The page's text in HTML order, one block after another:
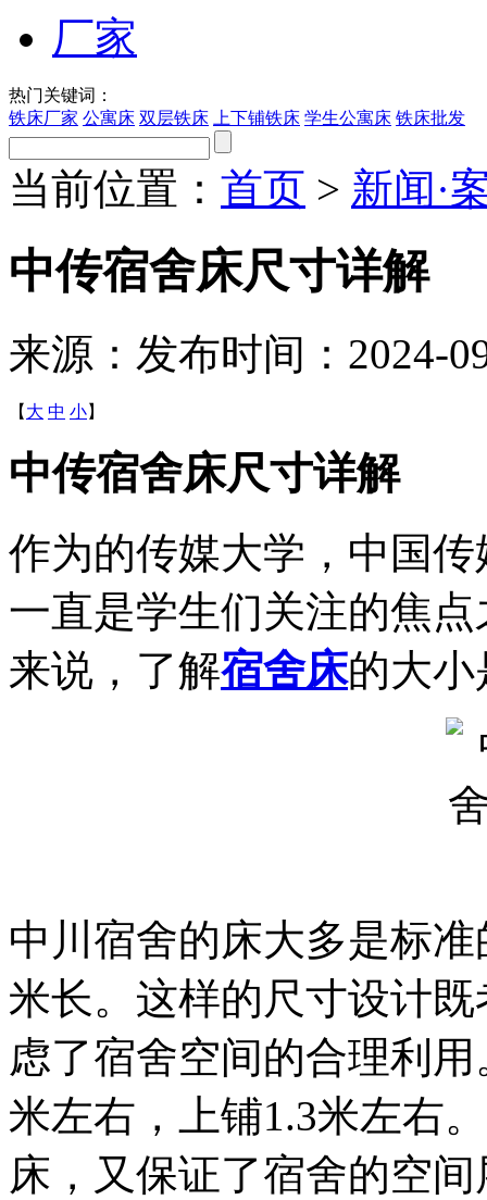
热门关键词：
铁床厂家 公寓床 双层铁床 上下铺铁床 学生公寓床 铁床批发
当前位置： 首页 > 新闻·
中传宿舍床尺寸详解
来源： 发布时间：2024-
【 大 中 小】
中传宿舍床尺寸详解
作为的传媒大学，中国
一直是学生们关注的焦
来说，了解宿舍床的大小
中川宿舍的床大多是标
米长。这样的尺寸设计
虑了宿舍空间的合理利
米左右，上铺1.3米左右
床，又保证了宿舍的空